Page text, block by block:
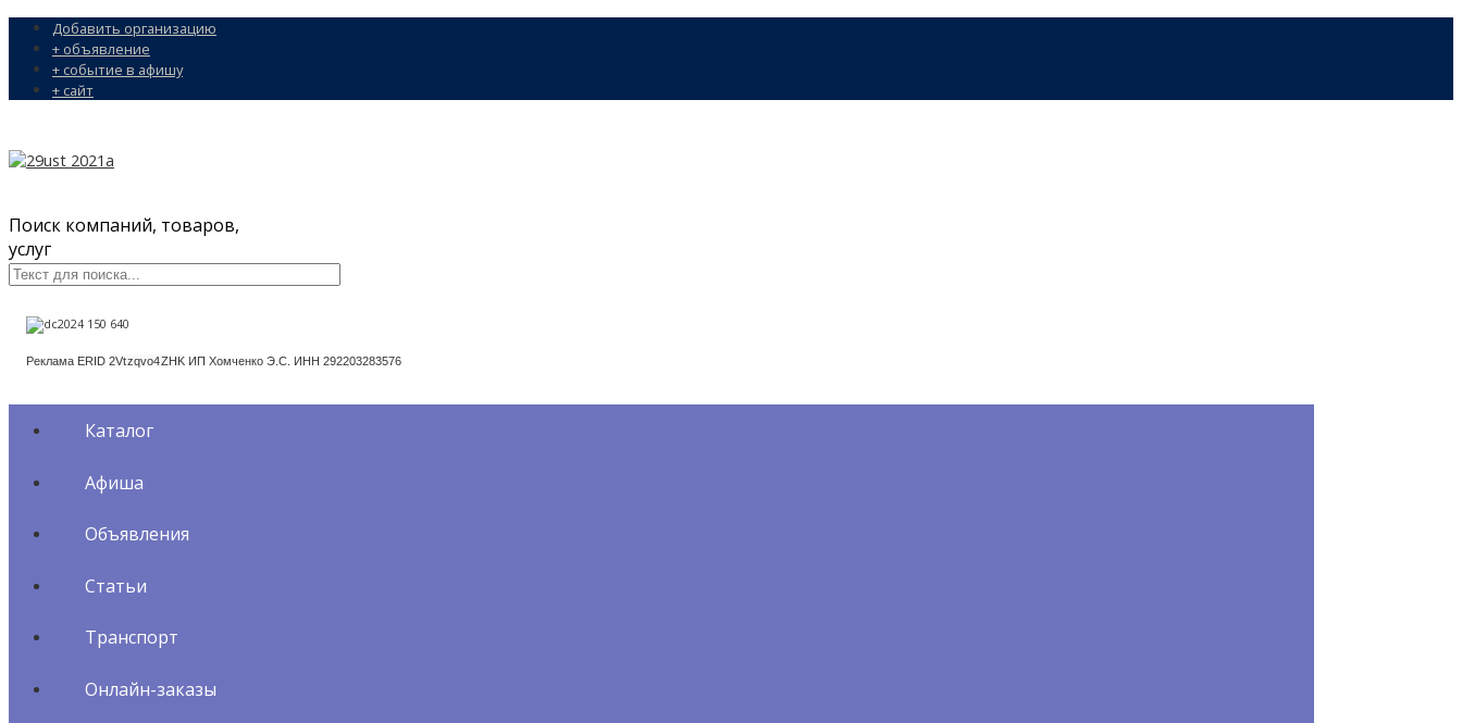
Добавить организацию
+ объявление
+ событие в афишу
+ сайт
Поиск компаний, товаров,
услуг
Реклама ERID 2Vtzqvo4ZHK ИП Хомченко Э.С. ИНН 292203283576
Каталог
Афиша
Объявления
Статьи
Транспорт
Онлайн-заказы